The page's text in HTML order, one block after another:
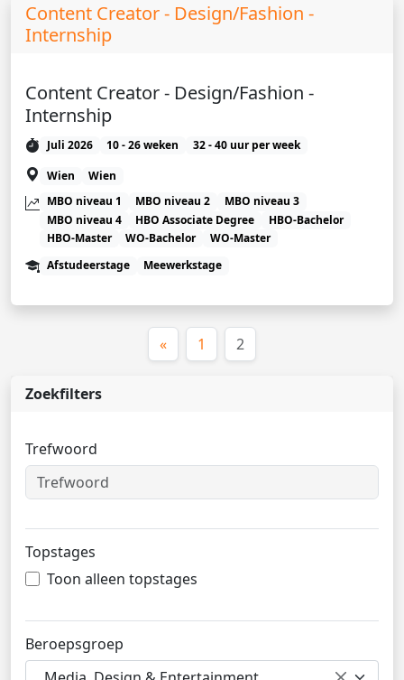
Zoekfilters
Trefwoord
Topstages
Toon alleen topstages
Beroepsgroep
Content Creator - Design/Fashion -
Internship
Content Creator - Design/Fashion -
Internship
Juli 2026 10 - 26 weken
32 - 40 uur per week
Wien
Wien
MBO niveau 1
MBO niveau 2
MBO niveau 3
MBO niveau 4
HBO Associate Degree
HBO-Bachelor
HBO-Master
WO-Bachelor
WO-Master
Afstudeerstage
Meewerkstage
« 1 2